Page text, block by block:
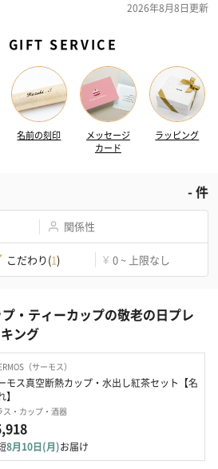
2026年8月8日更新
GIFT SERVICE
名前の刻印
メッセージ
カード
ラッピング
-件
関係性
こだわり(1) ¥ 0 ~ 上限なし
・ティーカップの敬老の日プレ
ング
（サーモス）
モス真空断熱カップ・水出し紅茶セット【名
】
ス・カップ・酒器
8月10日(月)お届け